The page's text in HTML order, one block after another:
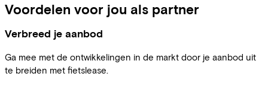
Voordelen voor jou als partner
Verbreed je aanbod
Ga mee met de ontwikkelingen in de markt door je aanbod uit
te breiden met fietslease.